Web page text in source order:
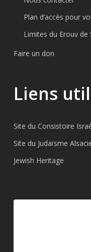
Plan d’accès pour
Limites du Erouv
Faire un don
Liens
Site du Consistoire
Site du Judaïsme
Jewish Heritage